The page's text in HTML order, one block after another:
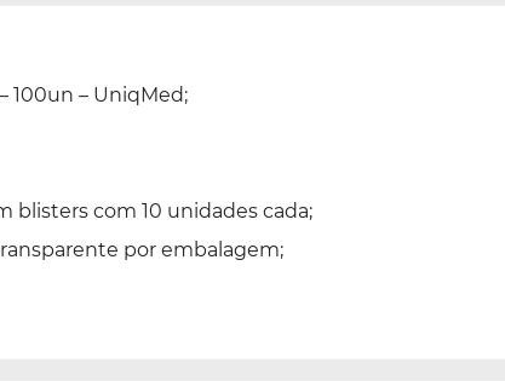
100un – UniqMed;
blisters com 10 unidades cada;
por embalagem;